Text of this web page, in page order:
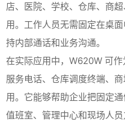
店、医院、学校、仓库、商
用。工作人员无需固定在桌
持内部通话和业务沟通。
在实际应用中，W620W 可
服务电话、仓库调度终端、
用。它能够帮助企业把固定
值班室、管理中心和现场人